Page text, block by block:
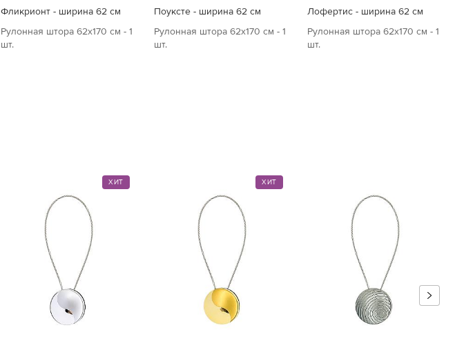
Фликрионт - ширина 62 см
Рулонная штора 62х170 см - 1
шт.
Поуксте - ширина 62 см
Рулонная штора 62х170 см - 1
шт.
Лофертис - ширина 62 см
Рулонная штора 62х170 см - 1
шт.
ХИТ ХИТ